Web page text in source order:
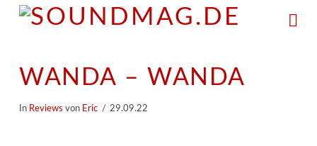
WANDA – WANDA
In Reviews von Eric 29.09.22